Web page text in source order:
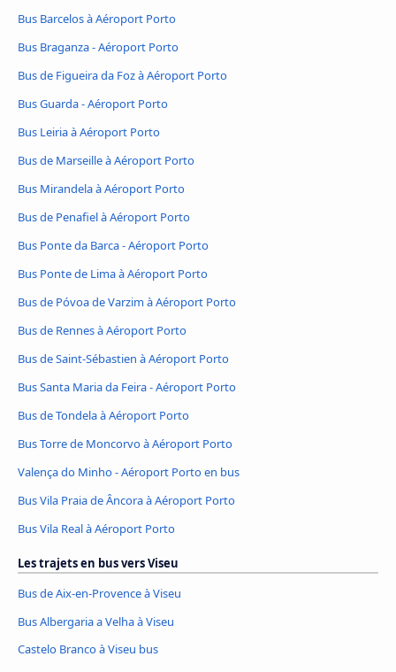
Bus Barcelos à Aéroport Porto
Bus Braganza - Aéroport Porto
Bus de Figueira da Foz à Aéroport Porto
Bus Guarda - Aéroport Porto
Bus Leiria à Aéroport Porto
Bus de Marseille à Aéroport Porto
Bus Mirandela à Aéroport Porto
Bus de Penafiel à Aéroport Porto
Bus Ponte da Barca - Aéroport Porto
Bus Ponte de Lima à Aéroport Porto
Bus de Póvoa de Varzim à Aéroport Porto
Bus de Rennes à Aéroport Porto
Bus de Saint-Sébastien à Aéroport Porto
Bus Santa Maria da Feira - Aéroport Porto
Bus de Tondela à Aéroport Porto
Bus Torre de Moncorvo à Aéroport Porto
Valença do Minho - Aéroport Porto en bus
Bus Vila Praia de Âncora à Aéroport Porto
Bus Vila Real à Aéroport Porto
Les trajets en bus vers Viseu
Bus de Aix-en-Provence à Viseu
Bus Albergaria a Velha à Viseu
Castelo Branco à Viseu bus